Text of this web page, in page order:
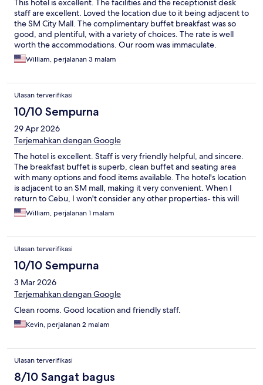
This hotel is excellent. The facilities and the receptionist desk
staff are excellent. Loved the location due to it being adjacent to
the SM City Mall. The complimentary buffet breakfast was so
good, and plentiful, with a variety of choices. The rate is well
worth the accommodations. Our room was immaculate.
William, perjalanan 3 malam
Ulasan terverifikasi
10/10 Sempurna
29 Apr 2026
Terjemahkan dengan Google
The hotel is excellent. Staff is very friendly helpful, and sincere.
The breakfast buffet is superb, clean buffet and seating area
with many options and food items available. The hotel's location
is adjacent to an SM mall, making it very convenient. When I
return to Cebu, I won't consider any other properties- this will
be my stay every time.
William, perjalanan 1 malam
Ulasan terverifikasi
10/10 Sempurna
3 Mar 2026
Terjemahkan dengan Google
Clean rooms. Good location and friendly staff.
Kevin, perjalanan 2 malam
Ulasan terverifikasi
8/10 Sangat bagus